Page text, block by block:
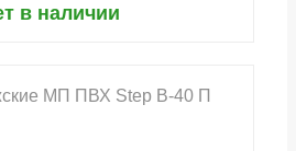
в наличии